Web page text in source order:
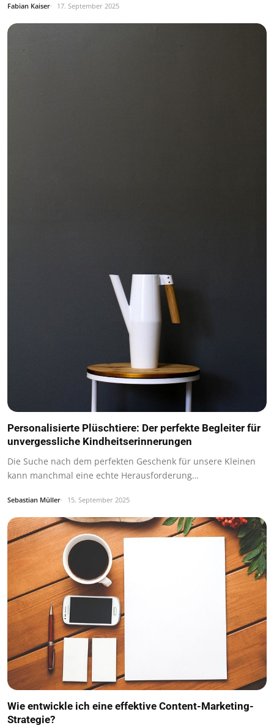
Fabian Kaiser 17. September 2025
Personalisierte Plüschtiere: Der perfekte Begleiter für
unvergessliche Kindheitserinnerungen
Die Suche nach dem perfekten Geschenk für unsere Kleinen
kann manchmal eine echte Herausforderung…
Sebastian Müller 15. September 2025
Wie entwickle ich eine effektive Content-Marketing-
Strategie?